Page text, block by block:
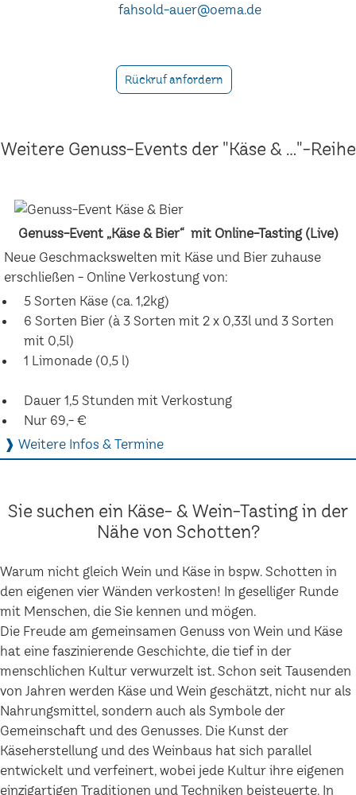
fahsold-auer@oema.de
Rückruf anfordern
Weitere Genuss-Events der "Käse & ..."-Reihe
Genuss-Event „Käse & Bier“ mit Online-Tasting (Live)
Neue Geschmackswelten mit Käse und Bier zuhause
erschließen - Online Verkostung von:
5 Sorten Käse (ca. 1,2kg)
6 Sorten Bier (à 3 Sorten mit 2 x 0,33l und 3 Sorten
mit 0,5l)
1 Limonade (0,5 l)
Dauer 1,5 Stunden mit Verkostung
Nur 69,- €
❱ Weitere Infos & Termine
Sie suchen ein Käse- & Wein-Tasting in der
Nähe von Schotten?
Warum nicht gleich Wein und Käse in bspw. Schotten in
den eigenen vier Wänden verkosten! In geselliger Runde
mit Menschen, die Sie kennen und mögen.
Die Freude am gemeinsamen Genuss von Wein und Käse
hat eine faszinierende Geschichte, die tief in der
menschlichen Kultur verwurzelt ist. Schon seit Tausenden
von Jahren werden Käse und Wein geschätzt, nicht nur als
Nahrungsmittel, sondern auch als Symbole der
Gemeinschaft und des Genusses. Die Kunst der
Käseherstellung und des Weinbaus hat sich parallel
entwickelt und verfeinert, wobei jede Kultur ihre eigenen
einzigartigen Traditionen und Techniken beisteuerte. In